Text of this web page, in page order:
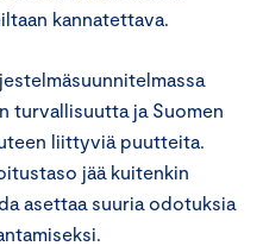
kannatettava.
turvallisuutta ja Suomen
liittyviä puutteita.
jää kuitenkin
asettaa suuria odotuksia